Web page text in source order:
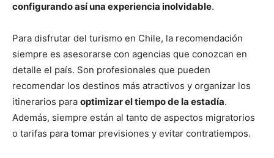
configurando así una experiencia inolvidable.
Para disfrutar del turismo en Chile, la recomendación
siempre es asesorarse con agencias que conozcan en
detalle el país. Son profesionales que pueden
recomendar los destinos más atractivos y organizar los
itinerarios para optimizar el tiempo de la estadía.
Además, siempre están al tanto de aspectos migratorios
o tarifas para tomar previsiones y evitar contratiempos.